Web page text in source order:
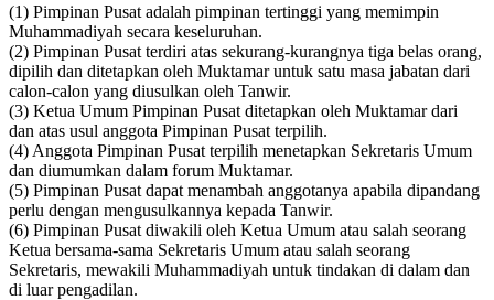
(1) Pimpinan Pusat adalah pimpinan tertinggi yang memimpin
Muhammadiyah secara keseluruhan.
(2) Pimpinan Pusat terdiri atas sekurang-kurangnya tiga belas orang,
dipilih dan ditetapkan oleh Muktamar untuk satu masa jabatan dari
calon-calon yang diusulkan oleh Tanwir.
(3) Ketua Umum Pimpinan Pusat ditetapkan oleh Muktamar dari
dan atas usul anggota Pimpinan Pusat terpilih.
(4) Anggota Pimpinan Pusat terpilih menetapkan Sekretaris Umum
dan diumumkan dalam forum Muktamar.
(5) Pimpinan Pusat dapat menambah anggotanya apabila dipandang
perlu dengan mengusulkannya kepada Tanwir.
(6) Pimpinan Pusat diwakili oleh Ketua Umum atau salah seorang
Ketua bersama-sama Sekretaris Umum atau salah seorang
Sekretaris, mewakili Muhammadiyah untuk tindakan di dalam dan
di luar pengadilan.